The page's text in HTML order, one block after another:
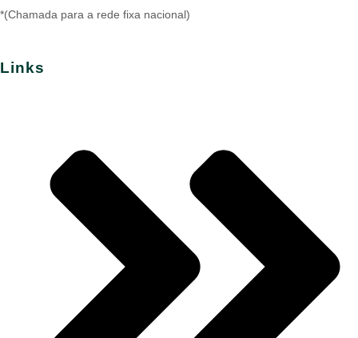
*(Chamada para a rede fixa nacional)
Links